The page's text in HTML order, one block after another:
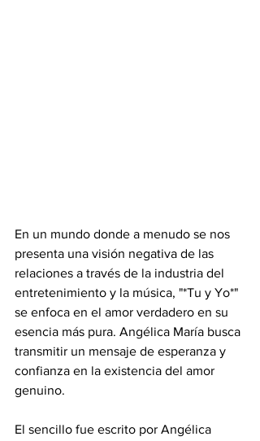
En un mundo donde a menudo se nos
presenta una visión negativa de las
relaciones a través de la industria del
entretenimiento y la música, "*Tu y Yo*"
se enfoca en el amor verdadero en su
esencia más pura. Angélica María busca
transmitir un mensaje de esperanza y
confianza en la existencia del amor
genuino.
El sencillo fue escrito por Angélica